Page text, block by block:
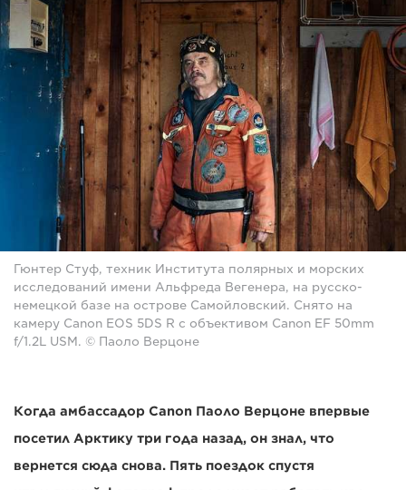
Гюнтер Стуф, техник Института полярных и морских
исследований имени Альфреда Вегенера, на русско-
немецкой базе на острове Самойловский. Снято на
камеру Canon EOS 5DS R с объективом Canon EF 50mm
f/1.2L USM. © Паоло Верцоне
Когда амбассадор Canon Паоло Верцоне впервые
посетил Арктику три года назад, он знал, что
вернется сюда снова. Пять поездок спустя